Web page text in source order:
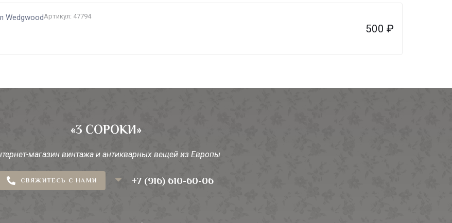
WedgwoodАртикул: 47794
500 ₽
«3 СОРОКИ»
магазин винтажа и антикварных вещей из Европы
СВЯЖИТЕСЬ С НАМИ +7 (916) 610-60-06